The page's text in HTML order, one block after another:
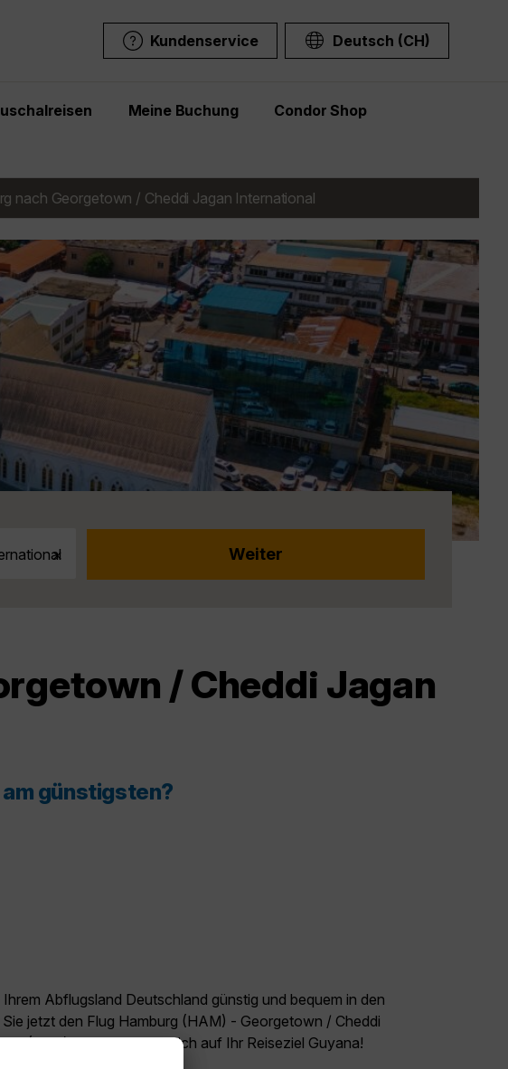
Kundenservice Deutsch (CH)
Meine Buchung Condor Shop
nach Georgetown / Cheddi Jagan International
/ Cheddi Jagan
günstigsten?
Abflugsland Deutschland günstig und bequem in den
jetzt den Flug Hamburg (HAM) - Georgetown / Cheddi
(GEO) und freuen Sie sich auf Ihr Reiseziel Guyana!